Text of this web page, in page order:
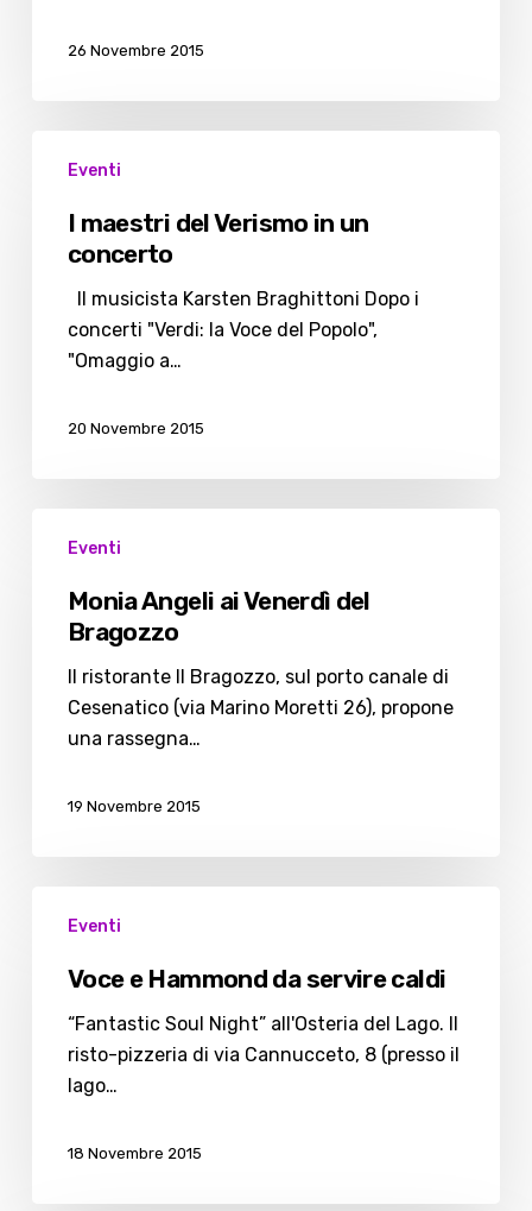
Orleans26 Novembre 2015
maestri
Verismo
concerto
Eventi
I maestri del Verismo in un
concerto
Il musicista Karsten Braghittoni Dopo i
concerti "Verdi: la Voce del Popolo",
"Omaggio a…
20 Novembre 2015
Angeli
Venerdì
Bragozzo
Eventi
Monia Angeli ai Venerdì del
Bragozzo
Il ristorante Il Bragozzo, sul porto canale di
Cesenatico (via Marino Moretti 26), propone
una rassegna…
19 Novembre 2015
servire
caldi
Eventi
Voce e Hammond da servire caldi
“Fantastic Soul Night” all'Osteria del Lago. Il
risto-pizzeria di via Cannucceto, 8 (presso il
lago…
18 Novembre 2015